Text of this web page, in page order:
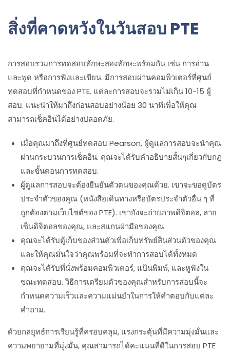
สิ่งที่คาดหวังในวันสอบ PTE
การสอบรวมการทดสอบทักษะสองทักษะพร้อมกัน เช่น การอ่าน
และพูด หรือการฟังและเขียน. มีการสอบผ่านคอมพิวเตอร์ที่ศูนย์
ทดสอบที่กำหนดของ PTE. แต่ละการสอบจะรวมไม่เกิน 10-15 ผู้
สอบ. แนะนำให้มาถึงก่อนสอบอย่างน้อย 30 นาทีเพื่อให้คุณ
สามารถเช็คอินได้อย่างปลอดภัย.
เมื่อคุณมาถึงที่ศูนย์ทดสอบ Pearson, ผู้ดูแลการสอบจะนำคุณ
ผ่านกระบวนการเช็คอิน. คุณจะได้รับคำอธิบายสั้นๆเกี่ยวกับกฎ
และขั้นตอนการทดสอบ.
ผู้ดูแลการสอบจะต้องยืนยันตัวตนของคุณด้วย. เขาจะขอดูบัตร
ประจำตัวของคุณ (หนังสือเดินทางหรือบัตรประจำตัวอื่น ๆ ที่
ถูกต้องตามเว็บไซต์ของ PTE). เขายังจะถ่ายภาพดิจิตอล, ลาย
เซ็นดิจิตอลของคุณ, และสแกนฝ่ามือของคุณ
คุณจะได้รับตู้เก็บของส่วนตัวเพื่อเก็บทรัพย์สินส่วนตัวของคุณ
และให้คุณมั่นใจว่าคุณพร้อมที่จะทำการสอบได้ทั้งหมด
คุณจะได้รับที่นั่งพร้อมคอมพิวเตอร์, แป้นพิมพ์, และหูฟังใน
ขณะทดสอบ. วิธีการเตรียมตัวของคุณสำหรับการสอบนี้จะ
กำหนดความเร็วและความแม่นยำในการให้คำตอบกับแต่ละ
คำถาม.
ด้วยกลยุทธ์การเรียนรู้ที่ครอบคลุม, แรงกระตุ้นที่มีความมุ่งมั่นและ
ความพยายามที่มุ่งมั่น, คุณสามารถได้คะแนนที่ดีในการสอบ PTE